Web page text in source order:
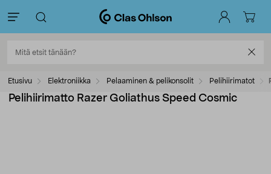
Etusivu Elektroniikka Pelaaminen & pelikonsolit Pelihiirimatot
Pelihiirimatto Razer Goliathus Speed Cosmic